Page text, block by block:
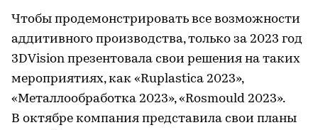
Чтобы продемонстрировать все возможности
аддитивного производства, только за 2023 год
3DVision презентовала свои решения на таких
мероприятиях, как «Ruplastica 2023»,
«Металлообработка 2023», «Rosmould 2023».
В октябре компания представила свои планы